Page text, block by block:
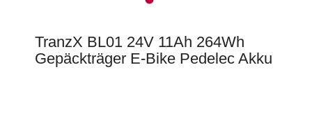
TranzX BL01 24V 11Ah 264Wh
Gepäckträger E-Bike Pedelec Akku